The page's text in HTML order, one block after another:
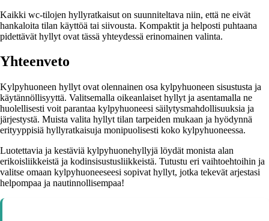
Kaikki wc-tilojen hyllyratkaisut on suunniteltava niin, että ne eivät
hankaloita tilan käyttöä tai siivousta. Kompaktit ja helposti puhtaana
pidettävät hyllyt ovat tässä yhteydessä erinomainen valinta.
Yhteenveto
Kylpyhuoneen hyllyt ovat olennainen osa kylpyhuoneen sisustusta ja
käytännöllisyyttä. Valitsemalla oikeanlaiset hyllyt ja asentamalla ne
huolellisesti voit parantaa kylpyhuoneesi säilytysmahdollisuuksia ja
järjestystä. Muista valita hyllyt tilan tarpeiden mukaan ja hyödynnä
erityyppisiä hyllyratkaisuja monipuolisesti koko kylpyhuoneessa.
Luotettavia ja kestäviä kylpyhuonehyllyjä löydät monista alan
erikoisliikkeistä ja kodinsisustusliikkeistä. Tutustu eri vaihtoehtoihin ja
valitse omaan kylpyhuoneeseesi sopivat hyllyt, jotka tekevät arjestasi
helpompaa ja nautinnollisempaa!